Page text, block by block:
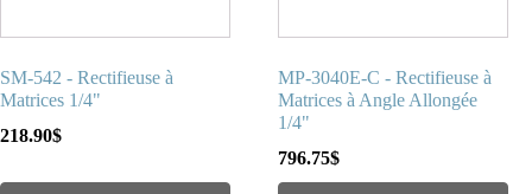
SM-542 - Rectifieuse à
Matrices 1/4"
218.90$
MP-3040E-C - Rectifieuse à
Matrices à Angle Allongée
1/4"
796.75$